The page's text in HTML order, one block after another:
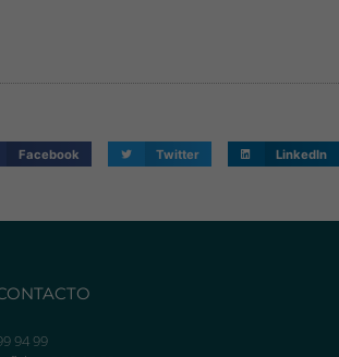
Facebook Twitter LinkedIn
94 99